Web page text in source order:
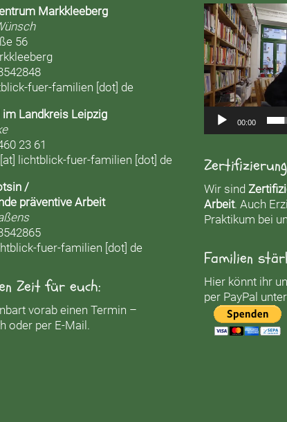
Markkleeberg
56
fuer-familien [dot] de
Landkreis Leipzig
23 61
lichtblick-fuer-familien [dot] de
/
präventive Arbeit
fuer-familien [dot] de
Zeit für euch:
vorab einen Termin –
oder per E-Mail.
Video-
Player
00:00
Zertifizierung
Wir sind
Arbeit. Auch
Praktikum bei
Familien
Hier könnt ihr
per PayPal